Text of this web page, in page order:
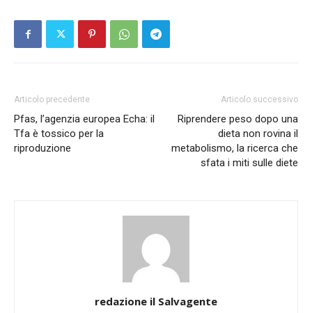
Articolo precedente
Pfas, l’agenzia europea Echa: il
Tfa è tossico per la
riproduzione
Articolo successivo
Riprendere peso dopo una
dieta non rovina il
metabolismo, la ricerca che
sfata i miti sulle diete
redazione il Salvagente